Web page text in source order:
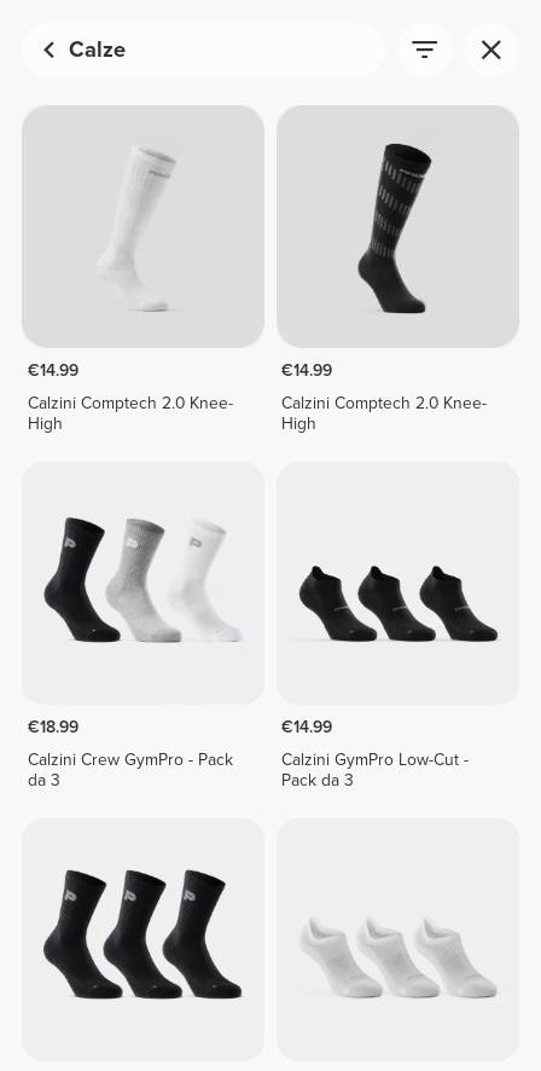
Calze
€14.99
Calzini Comptech 2.0 Knee-
High
€14.99
Calzini Comptech 2.0 Knee-
High
€18.99
Calzini Crew GymPro - Pack
da 3
€14.99
Calzini GymPro Low-Cut -
Pack da 3